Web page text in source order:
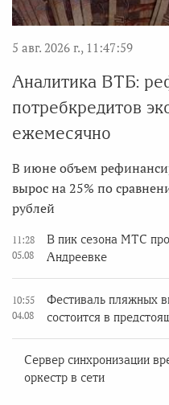
5 авг. 2026 г., 11:47:59
Аналитика ВТБ:
потребкредитов
ежемесячно
В июне объем
вырос на 25% по
рублей
11:28
05.08
В пик сезона МТС
Андреевке
10:55
04.08
Фестиваль пляжных
состоится в
Сервер синхронизации
оркестр в сети